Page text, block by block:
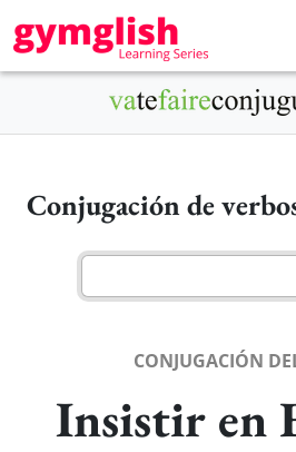
Conjugación de
CONJUGACIÓN
Insistir en